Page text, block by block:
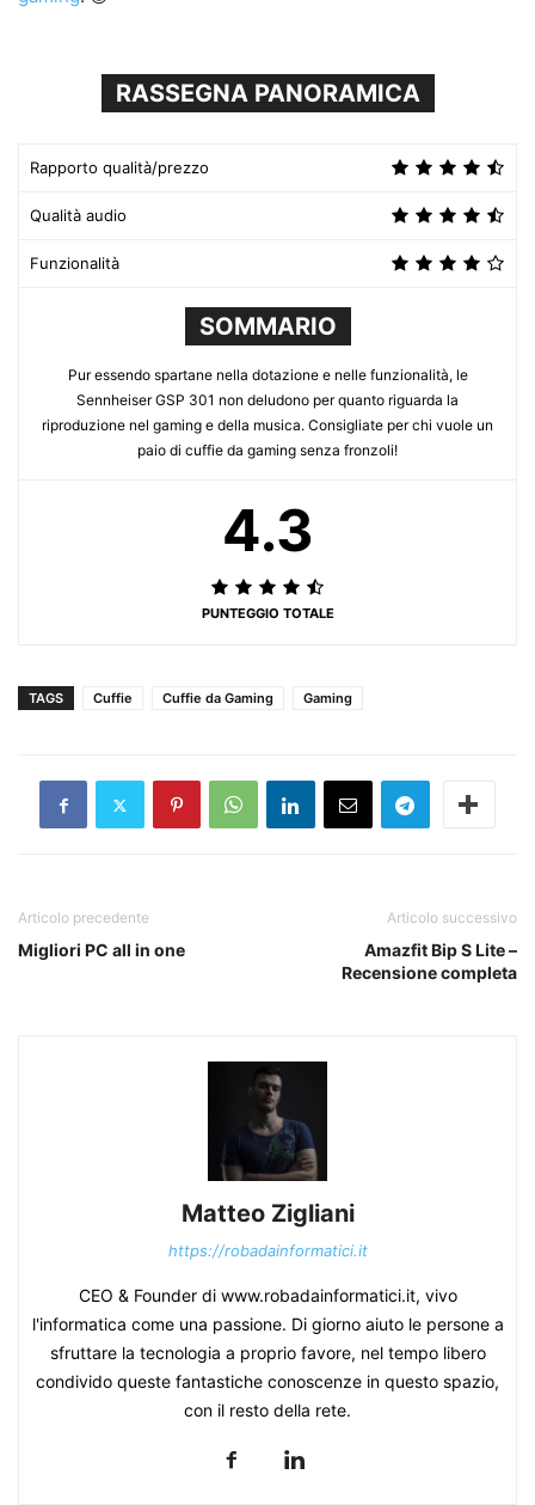
RASSEGNA PANORAMICA
Rapporto qualità/prezzo
Qualità audio
Funzionalità
SOMMARIO
Pur essendo spartane nella dotazione e nelle funzionalità, le
Sennheiser GSP 301 non deludono per quanto riguarda la
riproduzione nel gaming e della musica. Consigliate per chi vuole un
paio di cuffie da gaming senza fronzoli!
4.3
PUNTEGGIO TOTALE
TAGS Cuffie Cuffie da Gaming Gaming
Articolo precedente
Migliori PC all in one
Articolo successivo
Amazfit Bip S Lite –
Recensione completa
Matteo Zigliani
https://robadainformatici.it
CEO & Founder di www.robadainformatici.it, vivo
l'informatica come una passione. Di giorno aiuto le persone a
sfruttare la tecnologia a proprio favore, nel tempo libero
condivido queste fantastiche conoscenze in questo spazio,
con il resto della rete.